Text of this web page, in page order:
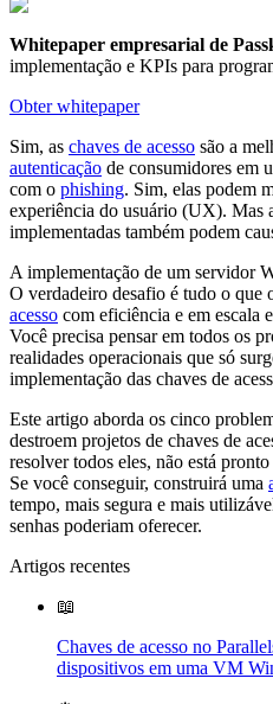
Whitepaper empresarial de
implementação e KPIs para
Obter whitepaper
Sim, as chaves de acesso são a
autenticação de consumidores em
com o phishing. Sim, elas podem
experiência do usuário (UX). Mas
implementadas também podem
A implementação de um servidor
O verdadeiro desafio é tudo o que
acesso com eficiência e em escala
Você precisa pensar em todos os
realidades operacionais que só
implementação das chaves de
Este artigo aborda os cinco
destroem projetos de chaves de
resolver todos eles, não está
Se você conseguir, construirá uma
tempo, mais segura e mais
senhas poderiam oferecer.
Artigos recentes
📖
Chaves de acesso no
dispositivos em uma VM